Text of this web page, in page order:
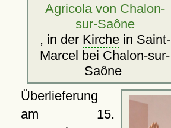
Agricola von Chalon-
sur-Saône
, in der Kirchein Saint-
Marcel bei Chalon-sur-
Saône
Überlieferung
am 15.